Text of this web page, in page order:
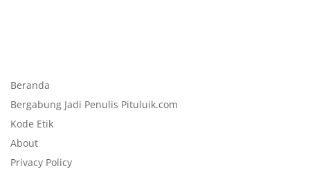
Beranda
Bergabung Jadi Penulis Pituluik.com
Kode Etik
About
Privacy Policy